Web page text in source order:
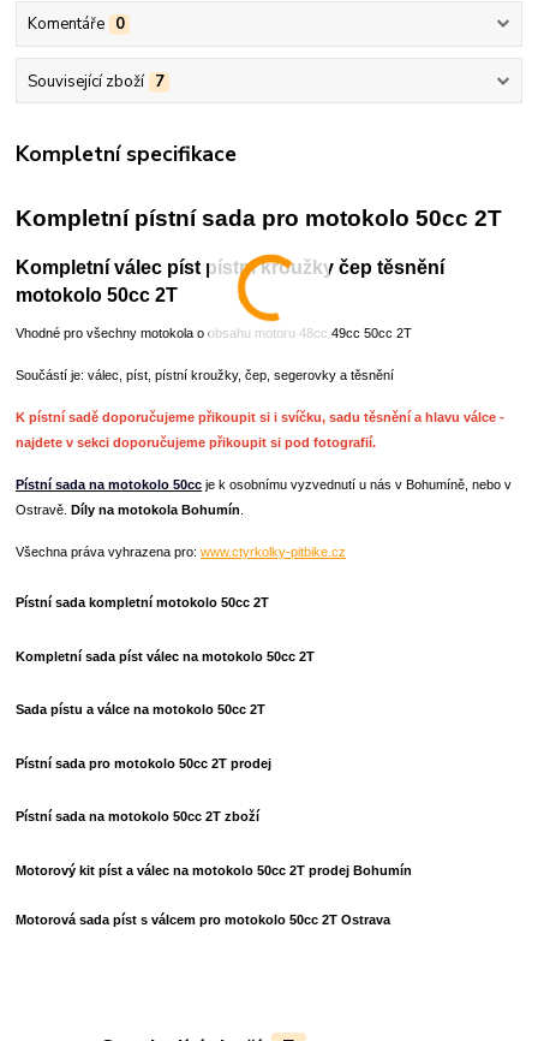
Komentáře 0
Související zboží 7
Kompletní specifikace
Kompletní pístní sada pro motokolo 50cc 2T
Kompletní válec píst pístní kroužky čep těsnění
motokolo 50cc 2T
Vhodné pro všechny motokola o obsahu motoru 48cc 49cc 50cc 2T
Součástí je: válec, píst, pístní kroužky, čep, segerovky a těsnění
K pístní sadě doporučujeme přikoupit si i svíčku, sadu těsnění a hlavu válce -
najdete v sekci doporučujeme přikoupit si pod fotografií.
Pístní sada na motokolo 50cc je k osobnímu vyzvednutí u nás v Bohumíně, nebo v
Ostravě.Díly na motokola Bohumín
Všechna práva vyhrazena pro:www.ctyrkolky-pitbike.cz
Pístní sada kompletní motokolo 50cc 2T
Kompletní sada píst válec na motokolo 50cc 2T
Sada pístu a válce na motokolo 50cc 2T
Pístní sada pro motokolo 50cc 2T prodej
Pístní sada na motokolo 50cc 2T zboží
Motorový kit píst a válec na motokolo 50cc 2T prodej Bohumín
Motorová sada píst s válcem pro motokolo 50cc 2T Ostrava